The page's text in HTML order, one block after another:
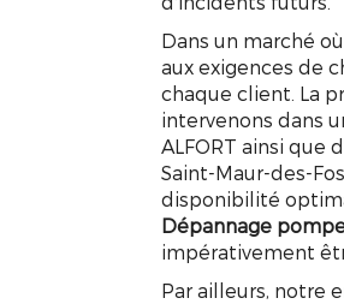
Dans un marché
aux exigences de
chaque client. La
intervenons dans
ALFORT ainsi que
Saint-Maur-des-
disponibilité
Dépannage
impérativement
Par ailleurs, notre